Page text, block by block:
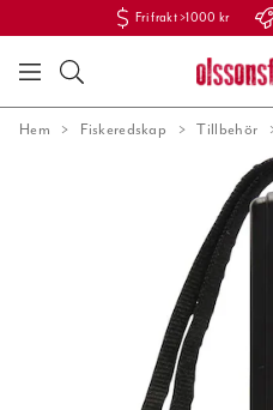
Fri frakt >1000 kr
Hem Fiskeredskap Tillbehör